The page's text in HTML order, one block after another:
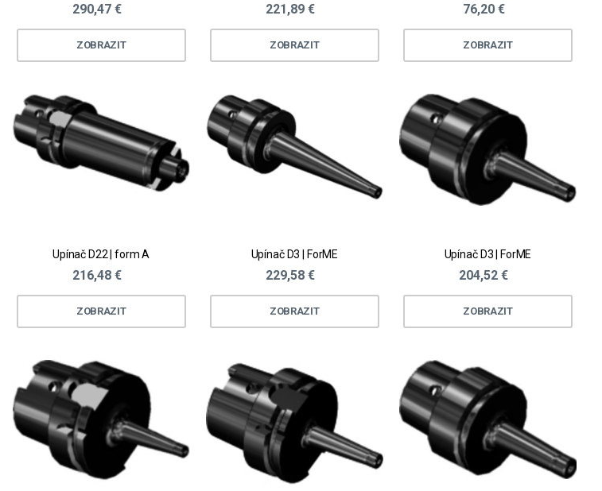
290,47 €
ZOBRAZIT
221,89 €
ZOBRAZIT
76,20 €
ZOBRAZIT
Upínač D22 | form A
216,48 €
ZOBRAZIT
Upínač D3 | ForME
229,58 €
ZOBRAZIT
Upínač D3 | ForME
204,52 €
ZOBRAZIT